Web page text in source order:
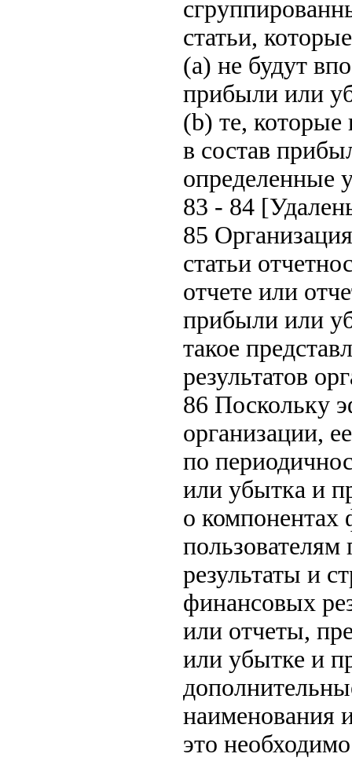
статьи,
(a) не будут
прибыли или
(b) те, которые
в состав
определенные
83 - 84
85
статьи
отчете или
прибыли или
такое
результатов
86 Поскольку
организации,
по
или убытка и
о компонентах
результаты и
финансовых
или отчеты,
или убытке и
наименования
это